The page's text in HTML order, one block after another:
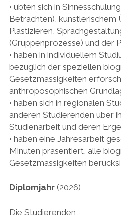
• übten sich in
Betrachten), künstlerischem
Plastizieren,
(Gruppenprozesse) und der
• haben in individuellem
bezüglich der speziellen
Gesetzmässigkeiten
anthroposophischen
• haben sich in regionalen
anderen Studierenden über
Studienarbeit und deren
• haben eine Jahresarbeit
Minuten präsentiert, alle
Gesetzmässigkeiten
Diplomjahr(2026)
Die Studierenden